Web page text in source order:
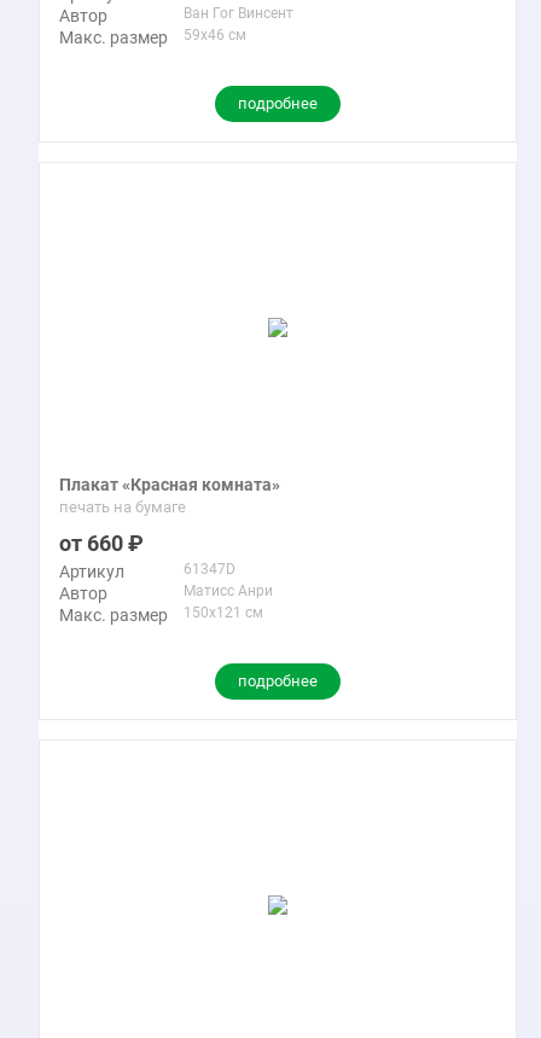
Автор Ван Гог Винсент
Макс. размер 59x46 см
подробнее
Плакат «Красная комната»
печать на бумаге
660
Артикул 61347D
Автор Матисс Анри
Макс. размер 150x121 см
подробнее